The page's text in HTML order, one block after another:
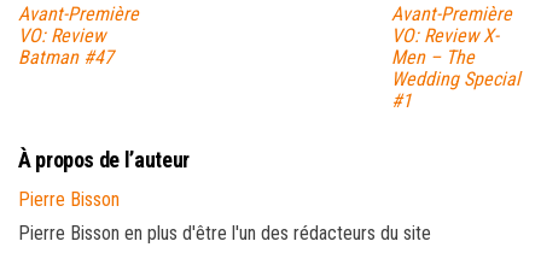
Avant-Première
VO: Review
Batman #47
Avant-Première
VO: Review X-
Men – The
Wedding Special
#1
À propos de l’auteur
Pierre Bisson
Pierre Bisson en plus d'être l'un des rédacteurs du site